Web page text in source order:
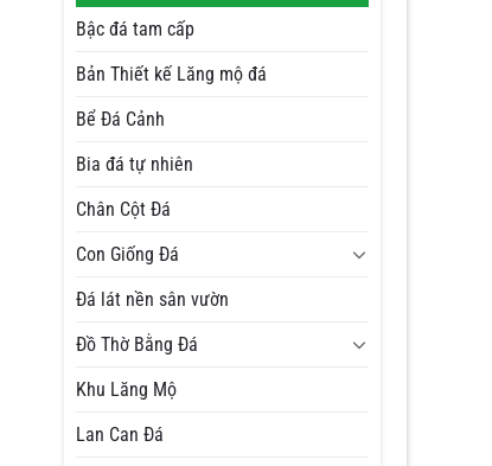
Bậc đá tam cấp
Bản Thiết kế Lăng mộ đá
Bể Đá Cảnh
Bia đá tự nhiên
Chân Cột Đá
Con Giống Đá
Đá lát nền sân vườn
Đồ Thờ Bằng Đá
Khu Lăng Mộ
Lan Can Đá